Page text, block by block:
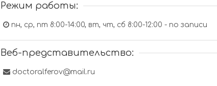
Режим работы:
пн, ср, пт 8:00-14:00, вт, чт, сб 8:00-12:00 - по записи
Веб-представительство:
doctoralferov@mail.ru